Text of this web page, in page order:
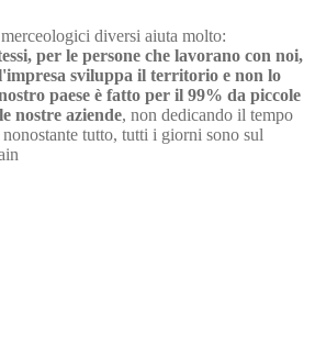
diversi aiuta molto:
per le persone che lavorano con noi,
sviluppa il territorio e non lo
paese è fatto per il 99% da piccole
nostre aziende, non dedicando il tempo
nonostante tutto, tutti i giorni sono sul